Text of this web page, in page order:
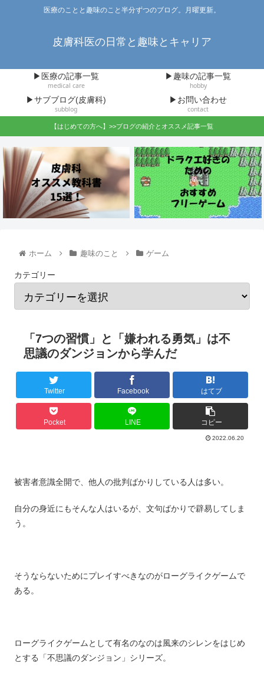
医療のことと趣味のこと半分ずつのブログ。月曜更新。
皮膚科医の日常と趣味とキャリア
▶医療の記事一覧
medical care
▶趣味の記事一覧
hobby
▶サブブログ(皮膚科)
subblog
▶お問い合わせ
contact
【はじめての方へ】>>ブログの紹介とオススメ記事一覧
ホーム 趣味のこと ゲーム
カテゴリー
「7つの習慣」と「嫌われる勇気」は不
思議のダンジョンから学んだ
Twitter Facebook はてブ
Pocket LINE コピー
2022.06.20
被害者意識全開で、他人の批判ばかりしている人は多い。
自分の身近にもそんな人はいるが、文句ばかりで辟易してしま
う。
そうならないためにプレイすべきなのがローグライクゲームで
ある。
ローグライクゲームとして有名のなのは風来のシレンをはじめ
とする「不思議のダンジョン」シリーズ。